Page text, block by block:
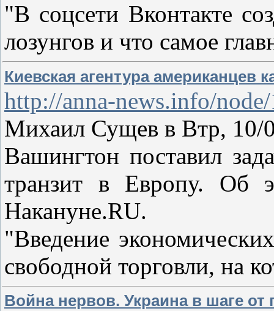
"В соцсети Вконтакте
лозунгов и что самое
Киевская агентура американцев
http://anna-news.info/
Михаил Сущев в Втр, 10/
Вашингтон поставил
транзит в Европу. Об
Накануне.RU.
"Введение
свободной торговли, на
Война нервов. Украина в шаге